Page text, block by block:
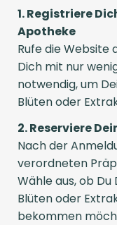
1. Registriere
Apotheke
Rufe die
Dich mit nur
notwendig, um
Blüten oder
2. Reserviere
Nach der
verordneten
Wähle aus, ob
Blüten oder
bekommen